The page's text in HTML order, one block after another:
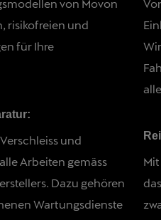
von Movon
risikofreien und
für Ihre
und
Arbeiten gemäss
Dazu gehören
Wartungsdienste